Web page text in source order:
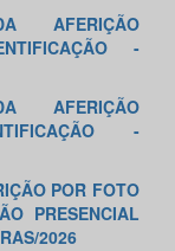
AFERIÇÃO
-
AFERIÇÃO
-
POR FOTO
PRESENCIAL
2026